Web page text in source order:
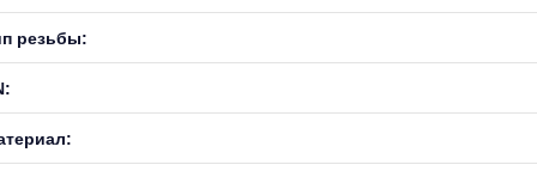
резьбы: